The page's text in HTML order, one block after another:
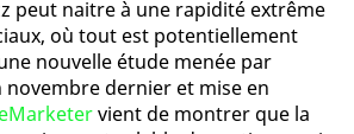
peut naitre à une rapidité extrême
où tout est potentiellement
nouvelle étude menée par
novembre dernier et mise en
eMarketervient de montrer que la